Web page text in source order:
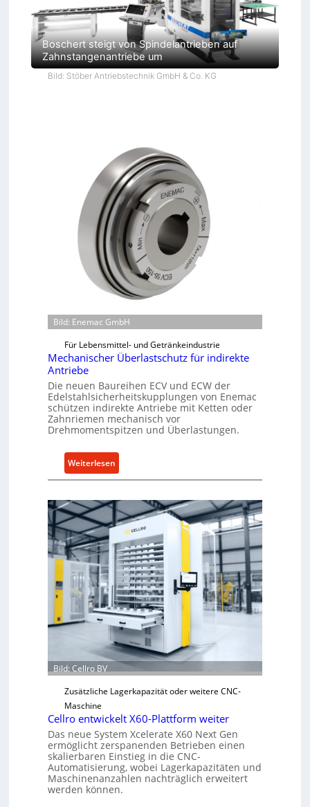
Boschert steigt von Spindelantrieben auf
Zahnstangenantriebe um
Bild: Stöber Antriebstechnik GmbH & Co. KG
Bild: Enemac GmbH
Für Lebensmittel- und Getränkeindustrie
Mechanischer Überlastschutz für indirekte
Antriebe
Die neuen Baureihen ECV und ECW der
Edelstahlsicherheitskupplungen von Enemac
schützen indirekte Antriebe mit Ketten oder
Zahnriemen mechanisch vor
Drehmomentspitzen und Überlastungen.
Weiterlesen
M
c
h
n
c
h
e
r
Ü
b
r
a
s
t
s
c
h
Bild: Cellro BV
Zusätzliche Lagerkapazität oder weitere CNC-
Maschine
Cellro entwickelt X60-Plattform weiter
Das neue System Xcelerate X60 Next Gen
ermöglicht zerspanenden Betrieben einen
skalierbaren Einstieg in die CNC-
Automatisierung, wobei Lagerkapazitäten und
Maschinenanzahlen nachträglich erweitert
werden können.